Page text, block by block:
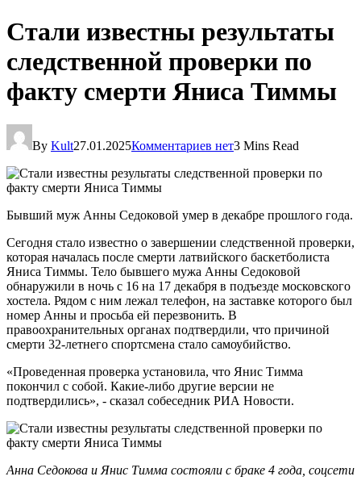
Стали известны результаты
следственной проверки по
факту смерти Яниса Тиммы
By Kult27.01.2025Комментариев нет3 Mins Read
Бывший муж Анны Седоковой умер в декабре прошлого года.
Сегодня стало известно о завершении следственной проверки,
которая началась после смерти латвийского баскетболиста
Яниса Тиммы. Тело бывшего мужа Анны Седоковой
обнаружили в ночь с 16 на 17 декабря в подъезде московского
хостела. Рядом с ним лежал телефон, на заставке которого был
номер Анны и просьба ей перезвонить. В
правоохранительных органах подтвердили, что причиной
смерти 32-летнего спортсмена стало самоубийство.
«Проведенная проверка установила, что Янис Тимма
покончил с собой. Какие-либо другие версии не
подтвердились», - сказал собеседник РИА Новости.
Анна Седокова и Янис Тимма состояли с браке 4 года, соцсети